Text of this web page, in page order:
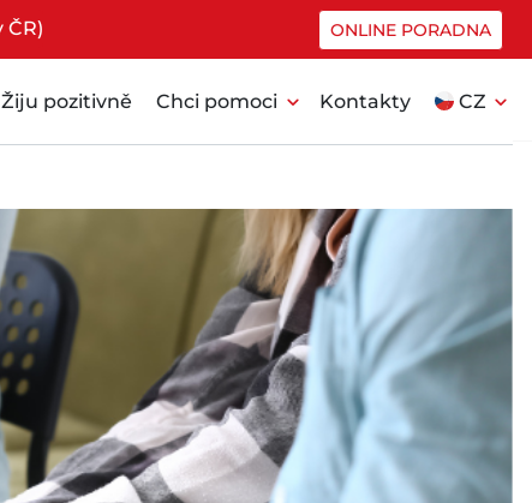
ONLINE PORADNA
Žiju pozitivně Chci pomoci expand_more Kontakty CZ expand_more